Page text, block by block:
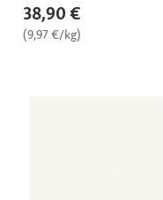
38,90 €
(9,97 €/kg)